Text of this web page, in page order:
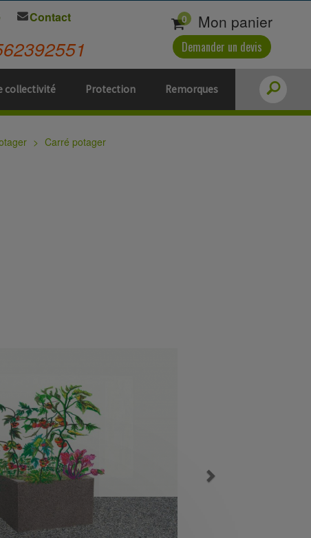
collectivité Protection Remorques
Contact 0 Mon panier
Demander un devis
Carré potager